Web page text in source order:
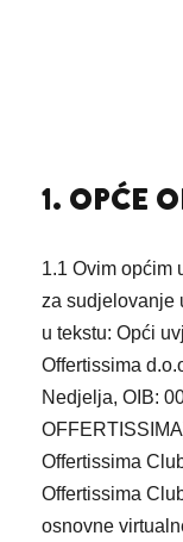
1. OPĆE
1.1 Ovim općim
za sudjelovanje
u tekstu: Opći
Offertissima
Nedjelja, OIB:
Offertissima
Offertissima
osnovne